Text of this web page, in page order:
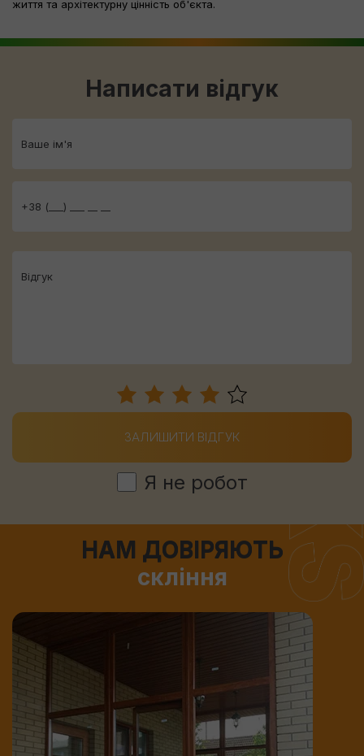
життя та архітектурну цінність об'єкта.
Написати відгук
ЗАЛИШИТИ ВІДГУК
Я не робот
НАМ ДОВІРЯЮТЬ
скління